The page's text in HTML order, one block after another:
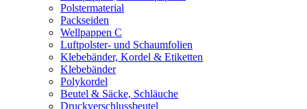
Polstermaterial
Packseiden
Wellpappen C
Luftpolster- und Schaumfolien
Klebebänder, Kordel & Etiketten
Klebebänder
Polykordel
Beutel & Säcke, Schläuche
Druckverschlussbeutel